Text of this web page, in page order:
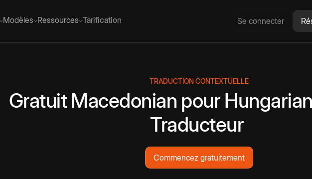
Modèles Ressources Tarification Se connecter
TRADUCTION CONTEXTUELLE
Gratuit Macedonian pour Hungarian
Traducteur
Commencez gratuitement